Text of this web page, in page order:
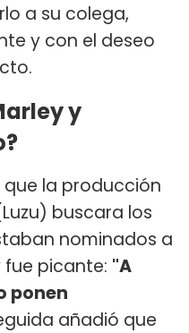
a su colega,
y con el deseo
y
que la producción
buscara los
nominados a
fue picante: "A
ponen
añadió que